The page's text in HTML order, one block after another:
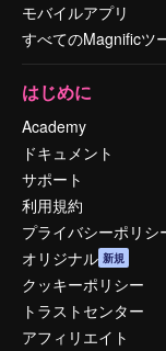
モバイルアプリ
すべてのMagnificツ
はじめに
Academy
ドキュメント
サポート
利用規約
プライバシーポリシ
オリジナル 新規
クッキーポリシー
トラストセンター
アフィリエイト